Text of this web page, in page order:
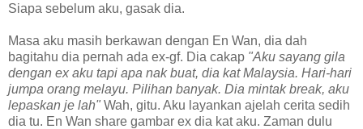
Siapa sebelum aku, gasak dia.
Masa aku masih berkawan dengan En Wan, dia dah
bagitahu dia pernah ada ex-gf. Dia cakap "Aku sayang gila
dengan ex aku tapi apa nak buat, dia kat Malaysia. Hari-hari
jumpa orang melayu. Pilihan banyak. Dia mintak break, aku
lepaskan je lah" Wah, gitu. Aku layankan ajelah cerita sedih
dia tu. En Wan share gambar ex dia kat aku. Zaman dulu